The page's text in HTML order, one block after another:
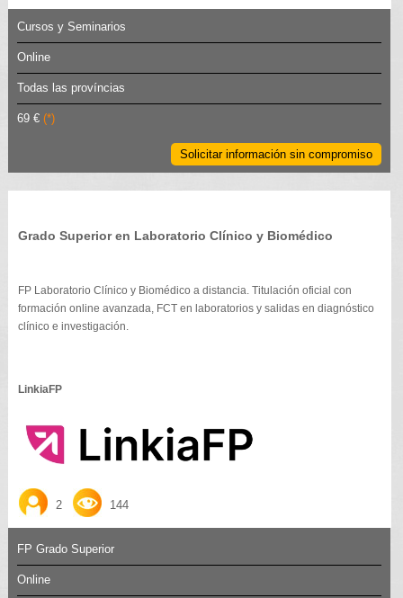
Cursos y Seminarios
Online
Todas las províncias
69 € (*)
Solicitar información sin compromiso
Grado Superior en Laboratorio Clínico y Biomédico
FP Laboratorio Clínico y Biomédico a distancia. Titulación oficial con
formación online avanzada, FCT en laboratorios y salidas en diagnóstico
clínico e investigación.
LinkiaFP
2 144
FP Grado Superior
Online